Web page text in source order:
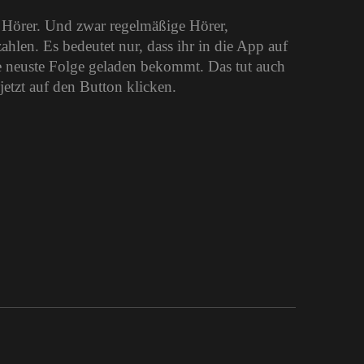
Und zwar regelmäßige Hörer,
Es bedeutet nur, dass ihr in die App auf
Folge geladen bekommt. Das tut auch
auf den Button klicken.